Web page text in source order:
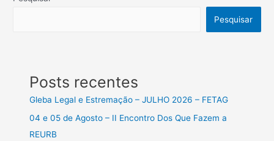
Pesquisar
Posts recentes
Gleba Legal e Estremação – JULHO 2026 – FETAG
04 e 05 de Agosto – II Encontro Dos Que Fazem a
REURB